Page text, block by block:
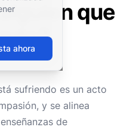
ahora
que
sufriendo es un acto
y se alinea
de